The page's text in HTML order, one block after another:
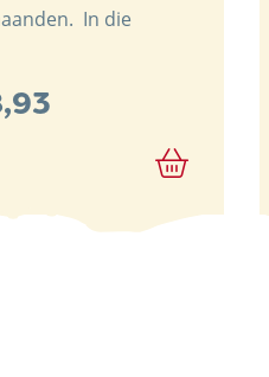
In die
Prijsklasse: